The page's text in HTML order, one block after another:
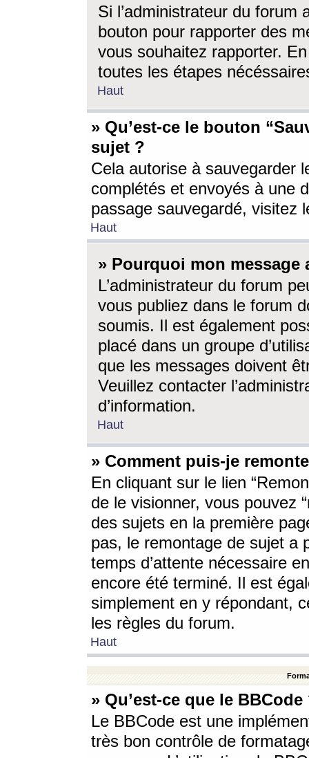
Si l’administrateur du forum
bouton pour rapporter des
vous souhaitez rapporter.
toutes les étapes
Haut
» Qu’est-ce le bouton
sujet ?
Cela autorise à sauvegarder
complétés et envoyés à une
passage sauvegardé, visitez
Haut
» Pourquoi mon message
L’administrateur du forum
vous publiez dans le forum
soumis. Il est également
placé dans un groupe
que les messages doivent
Veuillez contacter
d’information.
Haut
» Comment puis-je
En cliquant sur le lien
de le visionner, vous pouvez
des sujets en la première
pas, le remontage de sujet a
temps d’attente nécessaire
encore été terminé. Il est
simplement en y répondant,
les règles du forum.
Haut
» Qu’est-ce que le BBCode
Le BBCode est une
très bon contrôle de